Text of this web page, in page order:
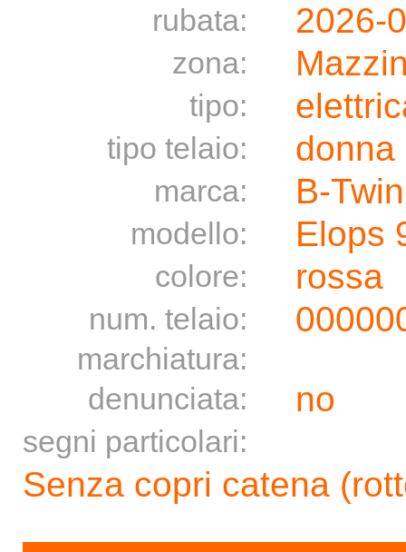
rubata: 2026-
zona:
tipo:
tipo telaio: donna
marca: B-
modello: Elops
colore: rossa
num. telaio:
marchiatura:
denunciata:
no
segni particolari:
Senza copri catena